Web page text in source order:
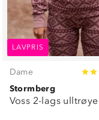
LAVPRIS
Dame
Stormberg
Voss 2-lags ulltrøye